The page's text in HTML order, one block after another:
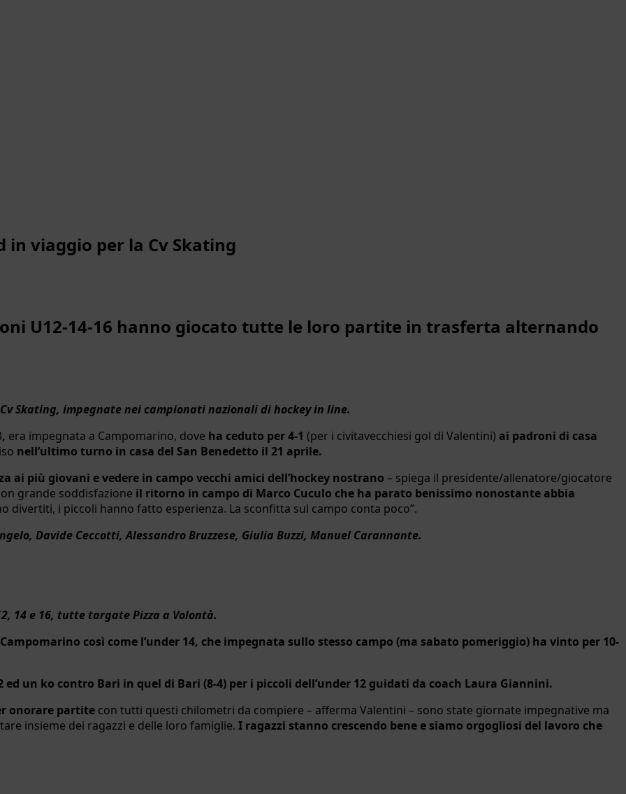
in viaggio per la Cv Skating
U12-14-16 hanno giocato tutte le loro partite in trasferta alternando
Skating, impegnate nei campionati nazionali di hockey in line.
, era impegnata a Campomarino, dove ha ceduto per 4-1 (per i civitavecchiesi gol di Valentini) ai padroni di casa
nell’ultimo turno in casa del San Benedetto il 21 aprile.
ai più giovani e vedere in campo vecchi amici dell’hockey nostrano – spiega il presidente/allenatore/giocatore
grande soddisfazione il ritorno in campo di Marco Cuculo che ha parato benissimo nonostante abbia
divertiti, i piccoli hanno fatto esperienza. La sconfitta sul campo conta poco”.
Davide Ceccotti, Alessandro Bruzzese, Giulia Buzzi, Manuel Carannante.
14 e 16, tutte targate Pizza a Volontà.
così come l’under 14, che impegnata sullo stesso campo (ma sabato pomeriggio) ha vinto per 10-
ed un ko contro Bari in quel di Bari (8-4) per i piccoli dell’under 12 guidati da coach Laura Giannini.
onorare partite con tutti questi chilometri da compiere – afferma Valentini – sono state giornate impegnative ma
insieme dei ragazzi e delle loro famiglie. I ragazzi stanno crescendo bene e siamo orgogliosi del lavoro che